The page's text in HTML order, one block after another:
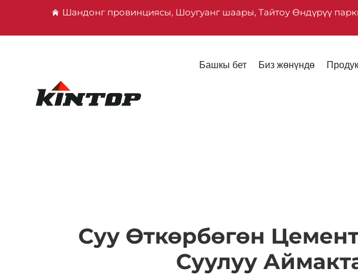
Шандонг провинциясы, Шоугуанг шаары, Тайтоу Өндүрүү
Башкы бет Биз жөнүндө
Суу Өткөрбөгөн
Суулуу